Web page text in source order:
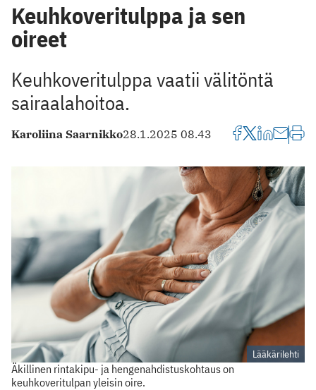
Keuhkoveritulppa ja sen
oireet
Keuhkoveritulppa vaatii välitöntä
sairaalahoitoa.
Karoliina Saarnikko28.1.2025 08.43
Lääkärilehti
Äkillinen rintakipu- ja hengenahdistuskohtaus on
keuhkoveritulpan yleisin oire.